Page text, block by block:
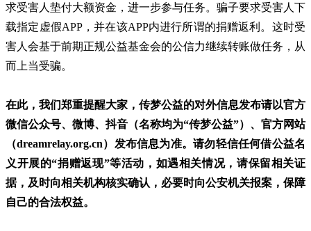
求受害人垫付大额资金，进一步参与任务。骗子要求受害人下
载指定虚假APP，并在该APP内进行所谓的捐赠返利。 这时受
害人会基于前期正规公益基金会的公信力继续转账做任务，从
而上当受骗。
在此，我们郑重提醒大家，传梦公益的对外信息发布请以官方
微信公众号、微博、抖音（名称均为“传梦公益”）、官方网站
（dreamrelay.org.cn）发布信息为准。请勿轻信任何借公益名
义开展的“捐赠返现”等活动，如遇相关情况，请保留相关证
据，及时向相关机构核实确认，必要时向公安机关报案，保障
自己的合法权益。